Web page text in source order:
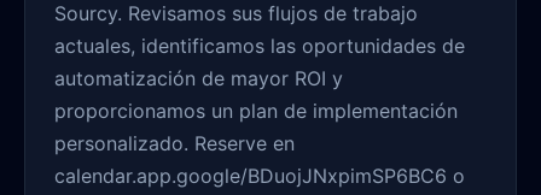
Sourcy. Revisamos sus flujos de trabajo
actuales, identificamos las oportunidades de
automatización de mayor ROI y
proporcionamos un plan de implementación
personalizado. Reserve en
calendar.app.google/BDuojJNxpimSP6BC6 o